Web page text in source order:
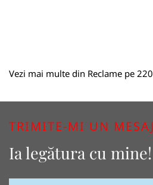
Vezi mai multe din Reclame pe
TRIMITE-MI UN MESAJ
Ia legătura cu mine!